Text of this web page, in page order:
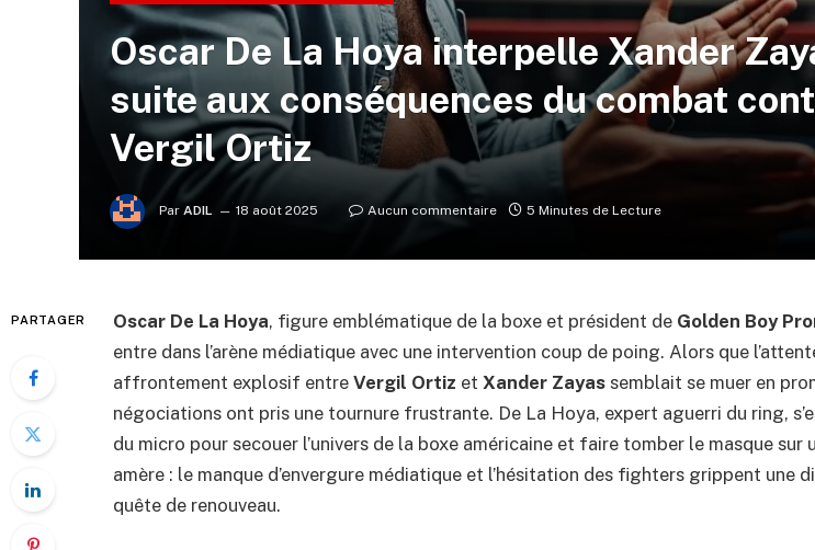
Oscar De La Hoya interpelle Xander
suite aux conséquences du combat
Vergil Ortiz
Par ADIL 18 août 2025 Aucun commentaire 5 Minutes de Lecture
PARTAGER Oscar De La Hoya, figure emblématique de la boxe et président de Golden Boy
entre dans l’arène médiatique avec une intervention coup de poing. Alors que
affrontement explosif entre Vergil Ortiz et Xander Zayas semblait se muer en
négociations ont pris une tournure frustrante. De La Hoya, expert aguerri du ring,
du micro pour secouer l’univers de la boxe américaine et faire tomber le masque sur
amère : le manque d’envergure médiatique et l’hésitation des fighters grippent une
quête de renouveau.